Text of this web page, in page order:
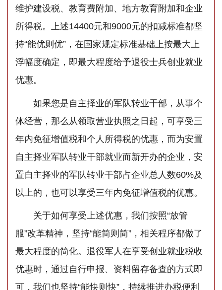
维护建设税、教育费附加、地方教育附加和企业
所得税。上述14400元和9000元的扣减标准都坚
持“能优则优”，在国家规定标准基础上按最大上
浮幅度确定，即最大程度给予退役士兵创业就业
优惠。
如果您是自主择业的军队转业干部，从事个
体经营，那么从领取营业执照之日起，可享受三
年内免征增值税和个人所得税的优惠，而为安置
自主择业军队转业干部就业而新开办的企业，安
置自主择业的军队转业干部占企业总人数60%及
以上的，也可以享受三年内免征增值税的优惠。
关于如何享受上述优惠，我们按照“放管
服”改革精神，坚持“能简则简”，相关程序都做了
最大程度的简化。退役军人在享受创业就业税收
优惠时，通过自行申报、资料留存备查的方式即
可，我们也坚持“能快则快”，持续推进办税便利